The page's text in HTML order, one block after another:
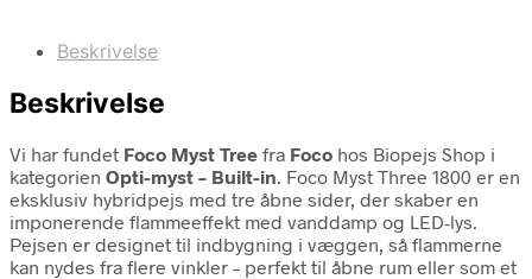
Beskrivelse
Beskrivelse
Vi har fundet Foco Myst Tree fra Foco hos Biopejs Shop i
kategorien Opti-myst – Built-in. Foco Myst Three 1800 er en
eksklusiv hybridpejs med tre åbne sider, der skaber en
imponerende flammeeffekt med vanddamp og LED-lys.
Pejsen er designet til indbygning i væggen, så flammerne
kan nydes fra flere vinkler – perfekt til åbne rum eller som et